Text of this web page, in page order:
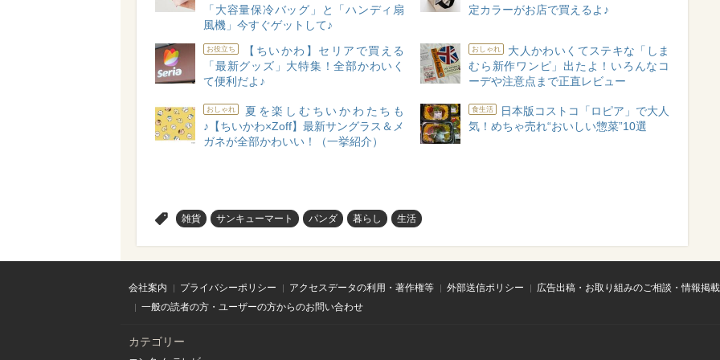
「大容量保冷バッグ」と「ハンディ扇
風機」今すぐゲットして♪
定カラーがお店で買えるよ♪
お役立ち
【ちいかわ】セリアで買える
「最新グッズ」大特集！全部かわいく
て便利だよ♪
おしゃれ
大人かわいくてステキな「しま
むら新作ワンピ」出たよ！いろんなコ
ーデや注意点まで正直レビュー
おしゃれ
夏を楽しむちいかわたちも
♪【ちいかわ×Zoff】最新サングラス＆メ
ガネが全部かわいい！（一挙紹介）
食生活
日本版コストコ「ロピア」で大人
気！めちゃ売れ“おいしい惣菜”10選
雑貨 サンキューマート パンダ 暮らし 生活
会社案内 プライバシーポリシー アクセスデータの利用・著作権等 外部送信ポリシー
広告出稿・お取り組みのご相談・情報掲
一般の読者の方・ユーザーの方からのお問い合わせ
カテゴリー